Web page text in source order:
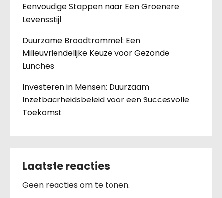
Eenvoudige Stappen naar Een Groenere
Levensstijl
Duurzame Broodtrommel: Een
Milieuvriendelijke Keuze voor Gezonde
Lunches
Investeren in Mensen: Duurzaam
Inzetbaarheidsbeleid voor een Succesvolle
Toekomst
Laatste reacties
Geen reacties om te tonen.